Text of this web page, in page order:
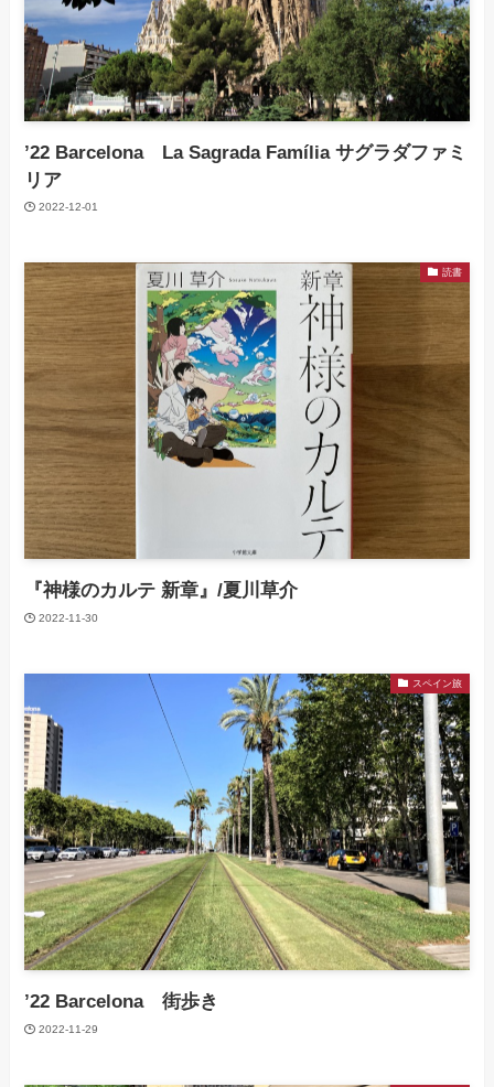
’22 Barcelona La Sagrada Família サグラダファミ
リア
2022-12-01
読書
『神様のカルテ 新章』/夏川草介
2022-11-30
スペイン旅
’22 Barcelona 街歩き
2022-11-29